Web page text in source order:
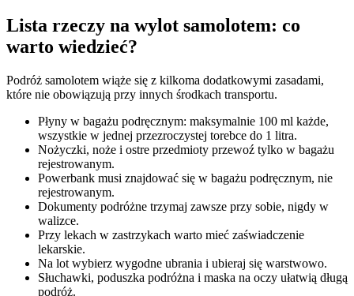
Lista rzeczy na wylot samolotem: co
warto wiedzieć?
Podróż samolotem wiąże się z kilkoma dodatkowymi zasadami,
które nie obowiązują przy innych środkach transportu.
Płyny w bagażu podręcznym: maksymalnie 100 ml każde,
wszystkie w jednej przezroczystej torebce do 1 litra.
Nożyczki, noże i ostre przedmioty przewoź tylko w bagażu
rejestrowanym.
Powerbank musi znajdować się w bagażu podręcznym, nie
rejestrowanym.
Dokumenty podróżne trzymaj zawsze przy sobie, nigdy w
walizce.
Przy lekach w zastrzykach warto mieć zaświadczenie
lekarskie.
Na lot wybierz wygodne ubrania i ubieraj się warstwowo.
Słuchawki, poduszka podróżna i maska na oczy ułatwią długą
podróż.